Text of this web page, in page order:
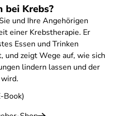
bei Krebs?
und Ihre Angehörigen
einer Krebstherapie. Er
Essen und Trinken
und zeigt Wege auf, wie sich
lindern lassen und der
Book)